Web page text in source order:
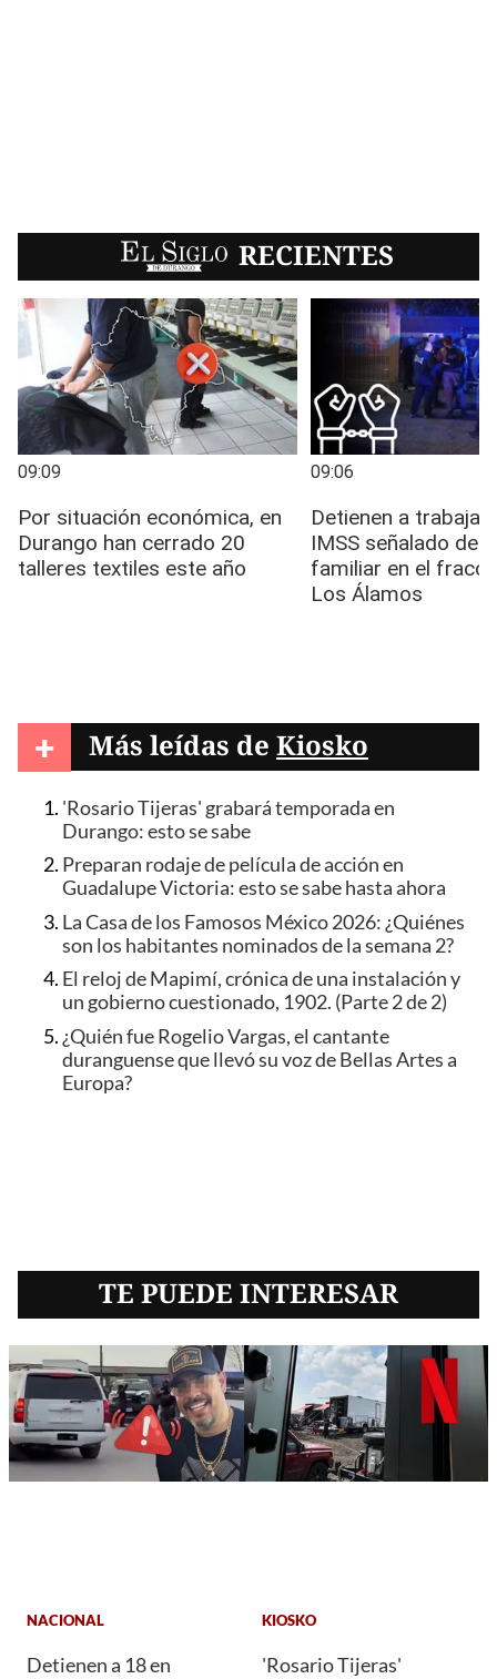
EL SIGLO RECIENTES
+ Más leídas de Kiosko
'Rosario Tijeras' grabará temporada en
Durango: esto se sabe
Preparan rodaje de película de acción en
Guadalupe Victoria: esto se sabe hasta ahora
La Casa de los Famosos México 2026: ¿Quiénes
son los habitantes nominados de la semana 2?
El reloj de Mapimí, crónica de una instalación y
un gobierno cuestionado, 1902. (Parte 2 de 2)
¿Quién fue Rogelio Vargas, el cantante
duranguense que llevó su voz de Bellas Artes a
Europa?
TE PUEDE INTERESAR
NACIONAL
Detienen a 18 en
KIOSKO
'Rosario Tijeras'